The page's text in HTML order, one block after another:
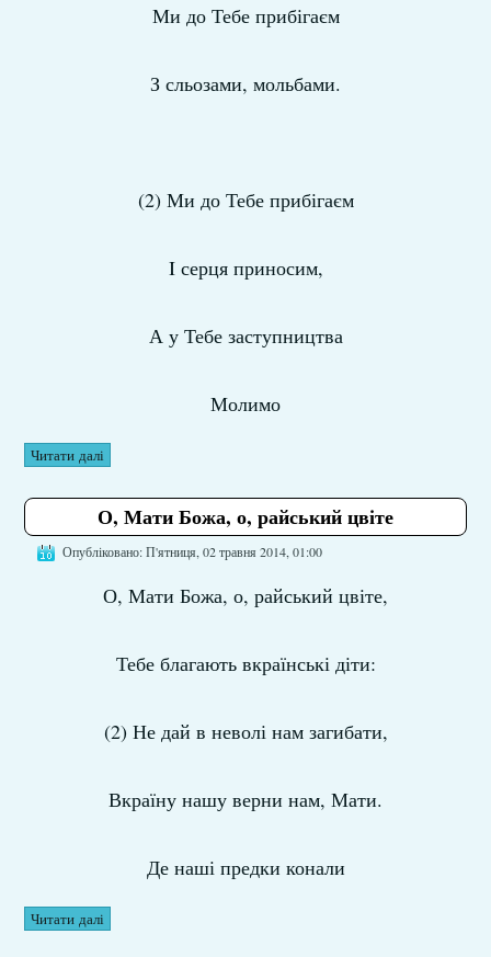
Ми до Тебе прибігаєм
З сльозами, мольбами.
(2) Ми до Тебе прибігаєм
I серця приносим,
А у Тебе заступництва
Молимо
Читати далі
О, Мати Божа, о, райський цвіте
Опубліковано: П'ятниця, 02 травня 2014, 01:00
О, Мати Божа, о, райський цвіте,
Тебе благають вкраїнські діти:
(2) Не дай в неволі нам загибати,
Вкраїну нашу верни нам, Мати.
Де наші предки конали
Читати далі